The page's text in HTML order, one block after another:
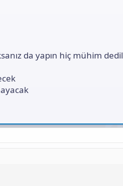
da yapın hiç mühim dedil